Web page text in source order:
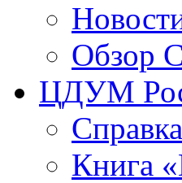
Обзор
ЦДУМ
Книга